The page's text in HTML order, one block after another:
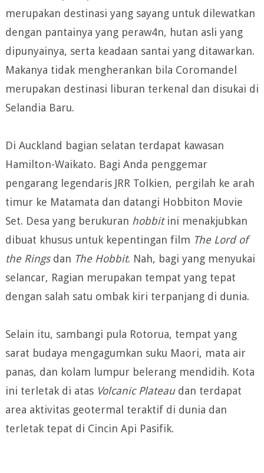
merupakan destinasi yang sayang untuk dilewatkan
dengan pantainya yang peraw4n, hutan asli yang
dipunyainya, serta keadaan santai yang ditawarkan.
Makanya tidak mengherankan bila Coromandel
merupakan destinasi liburan terkenal dan disukai di
Selandia Baru.
Di Auckland bagian selatan terdapat kawasan
Hamilton-Waikato. Bagi Anda penggemar
pengarang legendaris JRR Tolkien, pergilah ke arah
timur ke Matamata dan datangi Hobbiton Movie
Set. Desa yang berukuran hobbitini menakjubkan
dibuat khusus untuk kepentingan film The Lord of
the Ringsdan The Hobbit. Nah, bagi yang menyukai
selancar, Ragian merupakan tempat yang tepat
dengan salah satu ombak kiri terpanjang di dunia.
Selain itu, sambangi pula Rotorua, tempat yang
sarat budaya mengagumkan suku Maori, mata air
panas, dan kolam lumpur belerang mendidih. Kota
ini terletak di atas Volcanic Plateaudan terdapat
area aktivitas geotermal teraktif di dunia dan
terletak tepat di Cincin Api Pasifik.